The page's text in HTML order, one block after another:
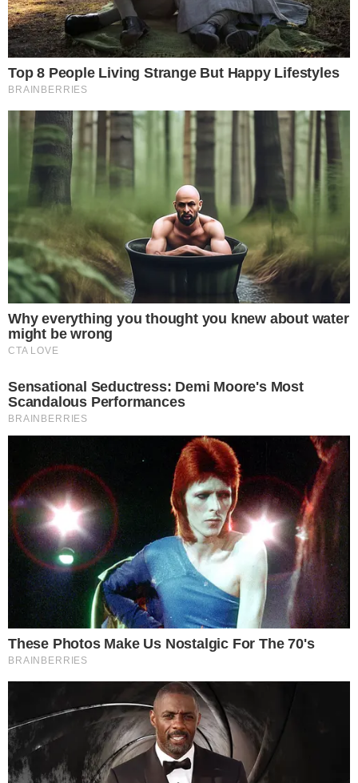
ทำไมผ้าถึงแห้งเร็ว สงสัยกันอยู่ใช่ไหมคะ ก็เพราะตัวขวดพลาสติกจะ
ทำให้ในตัวผ้าเกิดช่องว่าง สามารถรับลมได้สะดวก ถ่ายเทไม่อับชื้น
ด้วย แล้วก็ไม่ต้องใช้เวลาตากนานๆ ไม่ง้อแดด วันฝนตกก็ซักได้ค่ะ
แต่ต้องตากในที่ร่มนะคะ
ขอขอบคุณที่มา postsod